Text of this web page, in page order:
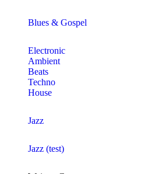
Blues & Gospel
Electronic
Ambient
Beats
Techno
House
Jazz
Jazz (test)